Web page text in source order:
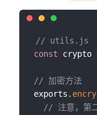
// utils.js
const crypto
// 加密方法
exports .
// 注意，第